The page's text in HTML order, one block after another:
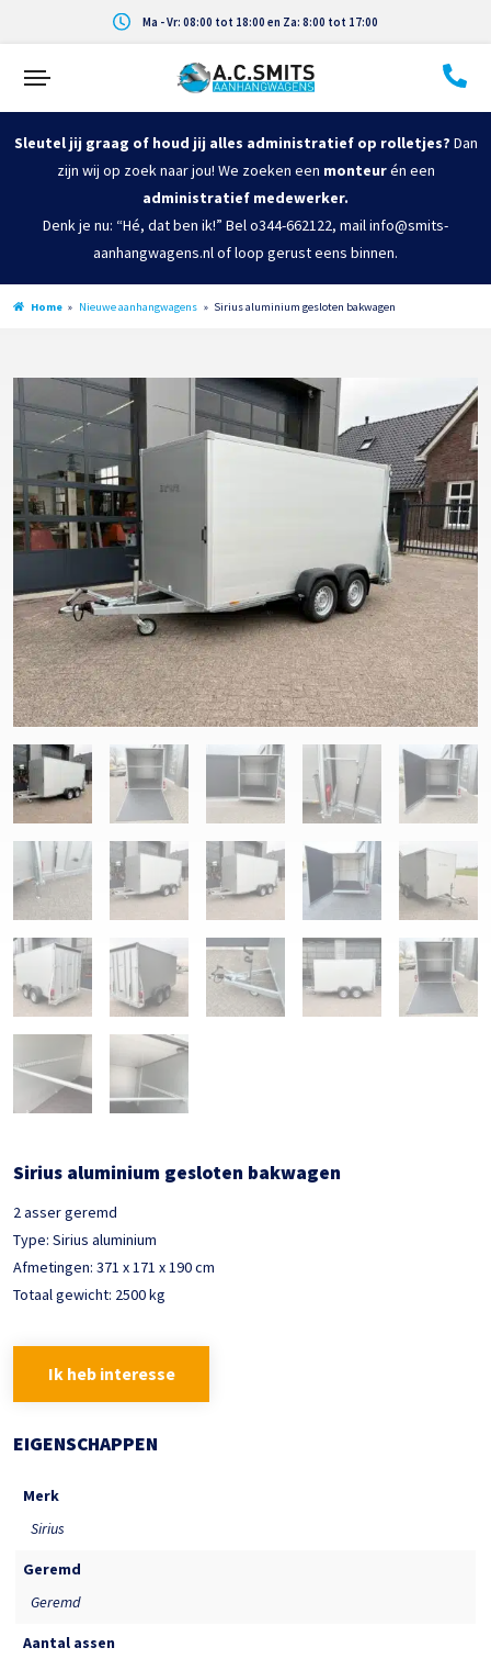
Ma - Vr: 08:00 tot 18:00 en Za: 8:00 tot 17:00
Sleutel jij graag of houd jij alles administratief op rolletjes? Dan
zijn wij op zoek naar jou! We zoeken een monteurén een
administratief medewerker.
Denk je nu: “Hé, dat ben ik!” Bel o344-662122, mail info@smits-
aanhangwagens.nl of loop gerust eens binnen.
Home » Nieuwe aanhangwagens » Sirius aluminium gesloten bakwagen
Sirius aluminium gesloten bakwagen
2 asser geremd
Type: Sirius aluminium
Afmetingen: 371 x 171 x 190 cm
Totaal gewicht: 2500 kg
Ik heb interesse
EIGENSCHAPPEN
Merk
Sirius
Geremd
Geremd
Aantal assen